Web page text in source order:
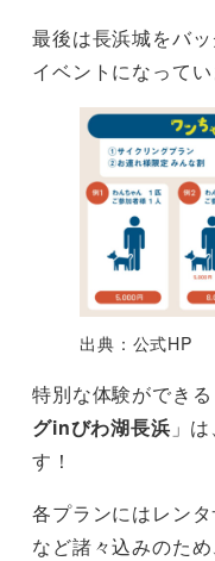
最後は長浜城をバ
イベントになって
出典：公式HP
特別な体験ができ
グinびわ湖長浜 」は
す！
各プランにはレン
など諸々込みのた